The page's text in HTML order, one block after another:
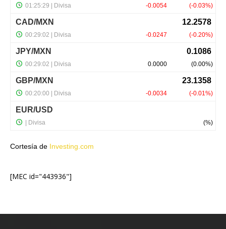
Cortesía de Investing.com
[MEC id="443936"]